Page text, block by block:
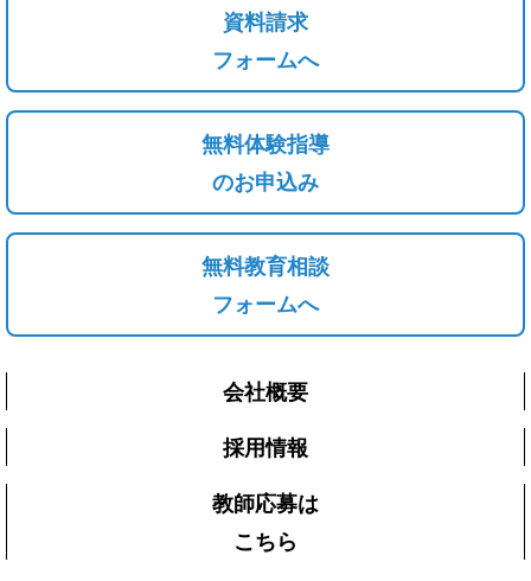
資料請求
フォームへ
無料体験指導
のお申込み
無料教育相談
フォームへ
会社概要
採用情報
教師応募は
こちら